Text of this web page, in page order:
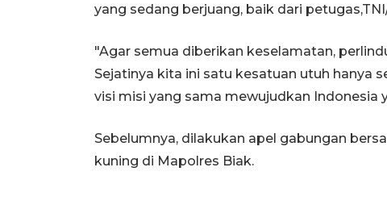
yang sedang berjuang, baik dari
"Agar semua diberikan keselamatan,
Sejatinya kita ini satu kesatuan utuh hanya
visi misi yang sama mewujudkan Indonesia
Sebelumnya, dilakukan apel gabungan
kuning di Mapolres Biak.